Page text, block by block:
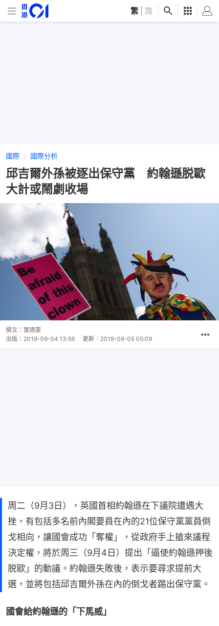
繁 简
國際 國際分析
邱吉爾外孫被逐出保守黨 約翰遜脱歐
大計或鬧劇收場
撰文： 葉德豪
出版： 2019-09-04 13:56 更新： 2019-09-05 05:09
周二（9月3日），英國首相約翰遜在下議院遭遇大
挫，有包括多名前內閣要員在內的21位保守黨黨員倒
戈相向，讓國會成功「奪權」，從政府手上搶來議程
決定權，將於周三（9月4日）提出「逼使約翰遜押後
脱歐」的動議。約翰遜失敗後，表示要尋求提前大
選，並將包括邱吉爾外孫在內的倒戈者踢出保守黨。
國會給約翰遜的「下馬威」